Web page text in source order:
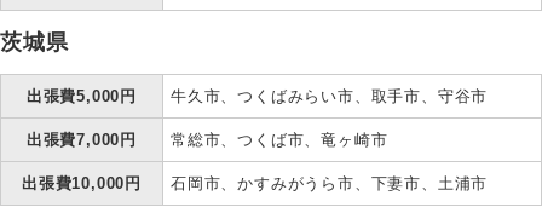
茨城県
出張費5,000円 牛久市、つくばみらい市、取手市、守谷市
出張費7,000円 常総市、つくば市、竜ヶ崎市
出張費10,000円 石岡市、かすみがうら市、下妻市、土浦市